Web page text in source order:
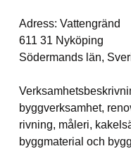
Adress: Vattengränd
611 31 Nyköping
Södermands län,
byggverksamhet,
rivning, måleri,
byggmaterial och